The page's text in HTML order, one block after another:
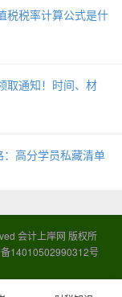
税税率计算公式是什
取通知！时间、材
高分学员私藏清单
会计上岸网 版权所
14010502990312号